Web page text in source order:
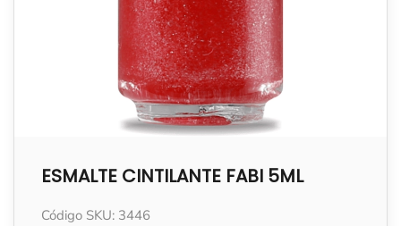
ESMALTE CINTILANTE FABI 5ML
Código SKU: 3446